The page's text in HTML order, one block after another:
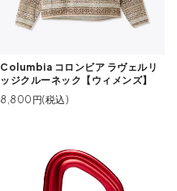
Columbia コロンビア ラヴェルリ
ッジクルーネック【ウィメンズ】
8,800円(税込)